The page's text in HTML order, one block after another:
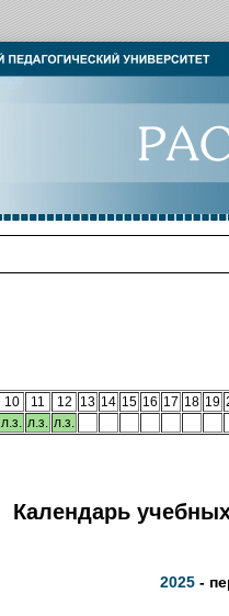
10 11 12 13 14 15 16 17 18 19
л.з. л.з. л.з.
Календарь
2025 -